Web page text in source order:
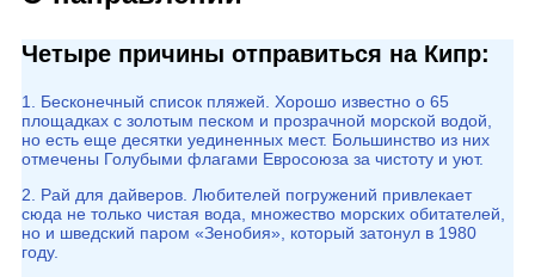
Четыре причины отправиться на Кипр:
1. Бесконечный список пляжей. Хорошо известно о 65
площадках с золотым песком и прозрачной морской водой,
но есть еще десятки уединенных мест. Большинство из них
отмечены Голубыми флагами Евросоюза за чистоту и уют.
2. Рай для дайверов. Любителей погружений привлекает
сюда не только чистая вода, множество морских обитателей,
но и шведский паром «Зенобия», который затонул в 1980
году.